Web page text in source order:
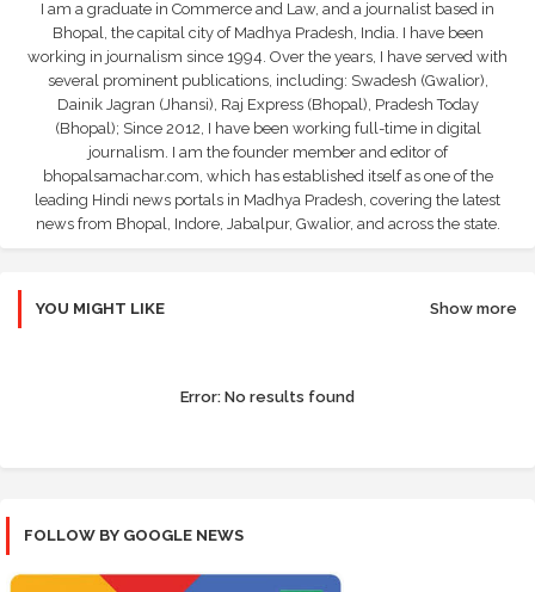
I am a graduate in Commerce and Law, and a journalist based in
Bhopal, the capital city of Madhya Pradesh, India. I have been
working in journalism since 1994. Over the years, I have served with
several prominent publications, including: Swadesh (Gwalior),
Dainik Jagran (Jhansi), Raj Express (Bhopal), Pradesh Today
(Bhopal); Since 2012, I have been working full-time in digital
journalism. I am the founder member and editor of
bhopalsamachar.com, which has established itself as one of the
leading Hindi news portals in Madhya Pradesh, covering the latest
news from Bhopal, Indore, Jabalpur, Gwalior, and across the state.
YOU MIGHT LIKE Show more
Error: No results found
FOLLOW BY GOOGLE NEWS